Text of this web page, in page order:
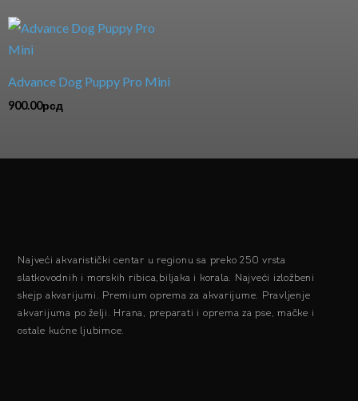
Advance Dog Puppy Pro Mini
900.00рсд
Najveći akvaristički centar u regionu sa preko 250 vrsta
slatkovodnih i morskih ribica,biljaka i korala. Najveći izložbeni
skejp akvarijumi. Premium oprema za akvarijume. Pravljenje
akvarijuma po želji. Hrana, preparati i oprema za pse, mačke i
ostale kućne ljubimce.